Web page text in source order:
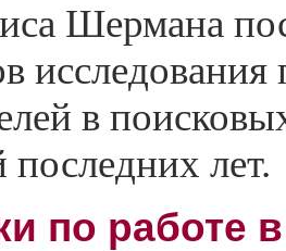
Шермана
в
последних лет.
по работе